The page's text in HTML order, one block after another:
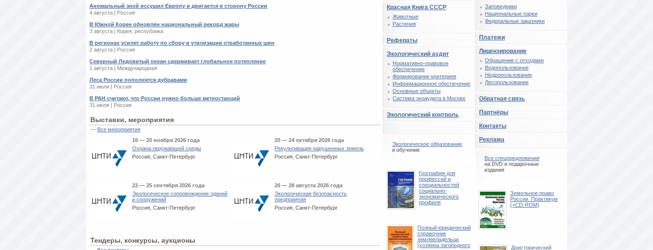
Аномальный зной иссушил Европу и двигается в сторону России
4 августа | Россия
В Южной Корее обновлён национальный рекорд жары
3 августа | Корея, республика
В регионах усилят работу по сбору и утилизации отработанных шин
2 августа | Россия
Северный Ледовитый океан сдерживает глобальное потепление
1 августа | Международная
Леса России пополнятся дубравами
31 июля | Россия
В РАН считают, что России нужно больше метеостанций
31 июля | Россия
Выставки, мероприятия
— Все мероприятия
16 — 20 ноября 2026 года
Охрана окружающей среды
Россия, Санкт-Петербург
20 — 24 октября 2026 года
Рекультивация нарушенных земель
Россия, Санкт-Петербург
22 — 25 сентября 2026 года
Экологическое сопровождение зданий
и сооружений
Россия, Санкт-Петербург
26 — 28 августа 2026 года
Экологическая безопасность
предприятия
Россия, Санкт-Петербург
Тендеры, конкурсы, аукционы
Заповедники
Национальные парки
Федеральные заказники
Платежи
Лицензирование
Обращение с отходами
Водопользование
Недропользование
Лесопользование
Обратная связь
Партнёры
Контакты
Реклама
Все спецпредложения
на DVD и подарочные
издания
Земельное право
России. Практикум
(+CD-ROM)
Доисторический
Красная Книга СССР
Животные
Растения
Рефераты
Экологический аудит
Нормативно-правовое
обеспечение
Формирование критериев
Информационное обеспечение
Основные объекты
Система экоаудита в Москве
Экологический контроль
Экологическое образование
и обучение
География для
профессий и
специальностей
социально-
экономического
профиля
Полный юридический
справочник
землевладельца
(хозяина загородного